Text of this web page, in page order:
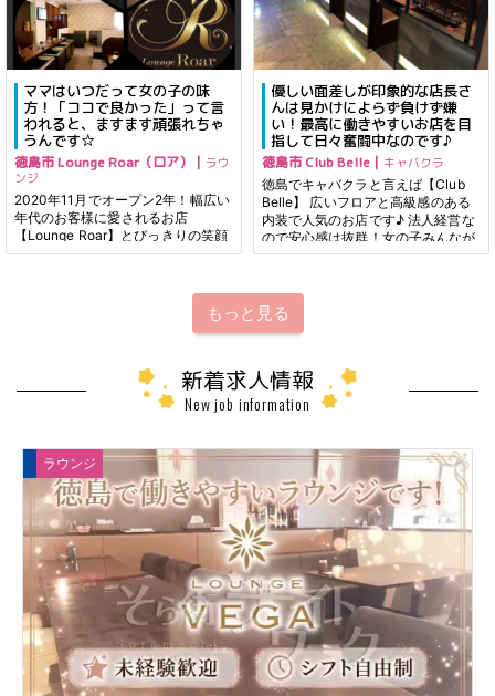
ママはいつだって女の子の味
方！「ココで良かった」って言
われると、ますます頑張れちゃ
うんです☆
徳島市 Lounge Roar（ロア）｜ ラウ
ンジ
2020年11月でオープン2年！幅広い
年代のお客様に愛されるお店
【Lounge Roar】とびっきりの笑顔
が印象的な理瑚ママにお話を伺いま
優しい面差しが印象的な店長さ
んは見かけによらず負けず嫌
い！最高に働きやすいお店を目
指して日々奮闘中なのです♪
徳島市 Club Belle｜ キャバクラ
徳島でキャバクラと言えば【Club
Belle】 広いフロアと高級感のある
内装で人気のお店です♪ 法人経営な
ので安心感は抜群！女の子みんなが
満足できるお店作りについてお話を
もっと見る
新着求人情報
New job information
ラウンジ